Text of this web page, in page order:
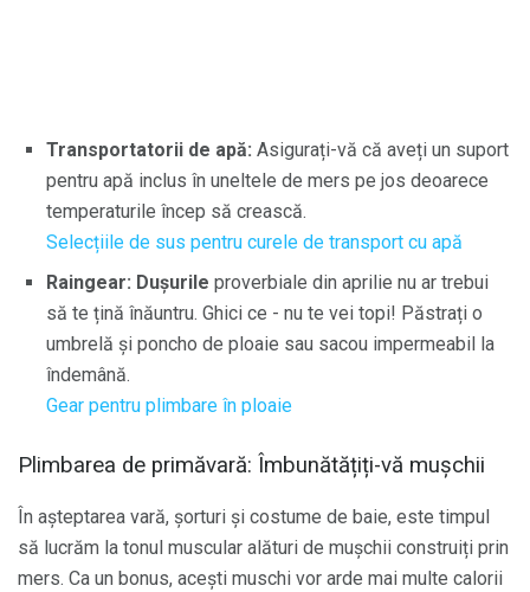
Transportatorii de apă: Asigurați-vă că aveți un suport
pentru apă inclus în uneltele de mers pe jos deoarece
temperaturile încep să crească.
Selecțiile de sus pentru curele de transport cu apă
Raingear: Dușurile proverbiale din aprilie nu ar trebui
să te țină înăuntru. Ghici ce - nu te vei topi! Păstrați o
umbrelă și poncho de ploaie sau sacou impermeabil la
îndemână.
Gear pentru plimbare în ploaie
Plimbarea de primăvară: Îmbunătățiți-vă mușchii
În așteptarea vară, șorturi și costume de baie, este timpul
să lucrăm la tonul muscular alături de mușchii construiți prin
mers. Ca un bonus, acești muschi vor arde mai multe calorii